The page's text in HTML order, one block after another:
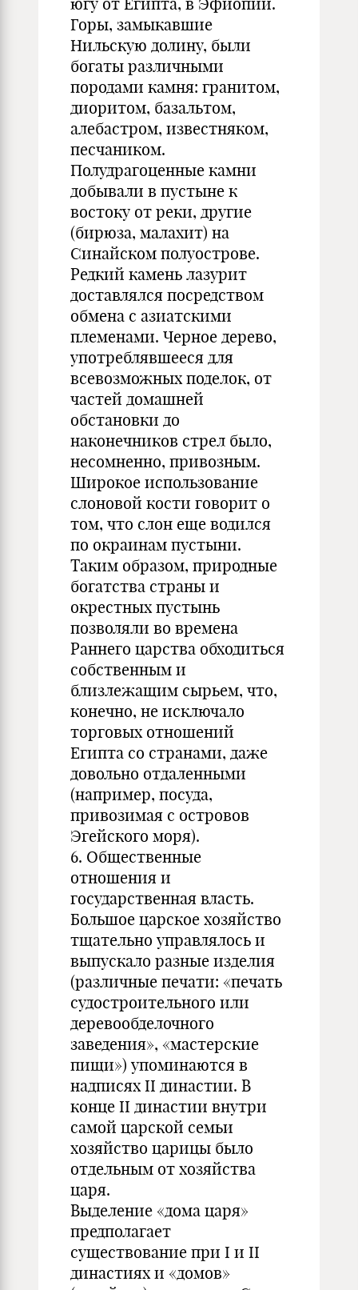
Горы, замыкавшие
Нильскую долину, были
богаты различными
породами камня: гранитом,
диоритом, базальтом,
алебастром, известняком,
песчаником.
Полудрагоценные камни
добывали в пустыне к
востоку от реки, другие
(бирюза, малахит) на
Синайском полуострове.
Редкий камень лазурит
доставлялся посредством
обмена с азиатскими
племенами. Черное дерево,
употреблявшееся для
всевозможных поделок, от
частей домашней
обстановки до
наконечников стрел было,
несомненно, привозным.
Широкое использование
слоновой кости говорит о
том, что слон еще водился
по окраинам пустыни.
Таким образом, природные
богатства страны и
окрестных пустынь
позволяли во времена
Раннего царства обходиться
собственным и
близлежащим сырьем, что,
конечно, не исключало
торговых отношений
Египта со странами, даже
довольно отдаленными
(например, посуда,
привозимая с островов
Эгейского моря).
6. Общественные
отношения и
государственная власть.
Большое царское хозяйство
тщательно управлялось и
выпускало разные изделия
(различные печати: «печать
судостроительного или
деревообделочного
заведения», «мастерские
пищи») упоминаются в
надписях II династии. В
конце II династии внутри
самой царской семьи
хозяйство царицы было
отдельным от хозяйства
царя.
Выделение «дома царя»
предполагает
существование при I и II
династиях и «домов»